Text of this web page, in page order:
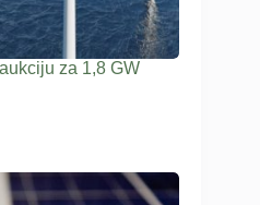
za 1,8 GW